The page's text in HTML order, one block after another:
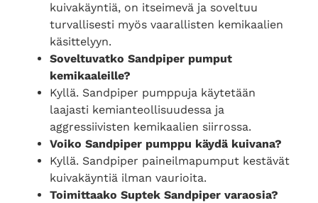
kuivakäyntiä, on itseimevä ja soveltuu
turvallisesti myös vaarallisten kemikaalien
käsittelyyn.
Soveltuvatko Sandpiper pumput
kemikaaleille?
Kyllä. Sandpiper pumppuja käytetään
laajasti kemianteollisuudessa ja
aggressiivisten kemikaalien siirrossa.
Voiko Sandpiper pumppu käydä kuivana?
Kyllä. Sandpiper paineilmapumput kestävät
kuivakäyntiä ilman vaurioita.
Toimittaako Suptek Sandpiper varaosia?